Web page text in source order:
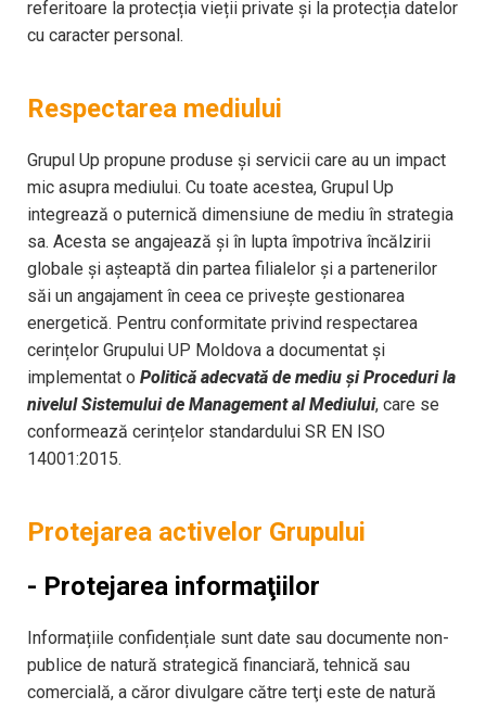
referitoare la protecția vieții private și la protecția datelor
cu caracter personal.
Respectarea mediului
Grupul Up propune produse și servicii care au un impact
mic asupra mediului. Cu toate acestea, Grupul Up
integrează o puternică dimensiune de mediu în strategia
sa. Acesta se angajează şi în lupta împotriva încălzirii
globale și așteaptă din partea filialelor și a partenerilor
săi un angajament în ceea ce priveşte gestionarea
energetică. Pentru conformitate privind respectarea
cerințelor Grupului UP Moldova a documentat și
implementat o Politică adecvată de mediu și Proceduri la
nivelul Sistemului de Management al Mediului, care se
conformează cerințelor standardului SR EN ISO
14001:2015.
Protejarea activelor Grupului
- Protejarea informaţiilor
Informațiile confidențiale sunt date sau documente non-
publice de natură strategică financiară, tehnică sau
comercială, a căror divulgare către terţi este de natură